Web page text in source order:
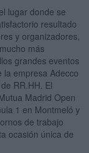
lugar donde se
resultado
y organizadores,
más
grandes eventos
empresa Adecco
RR.HH. El
Madrid Open
1 en Montmeló y
de trabajo
ocasión única de